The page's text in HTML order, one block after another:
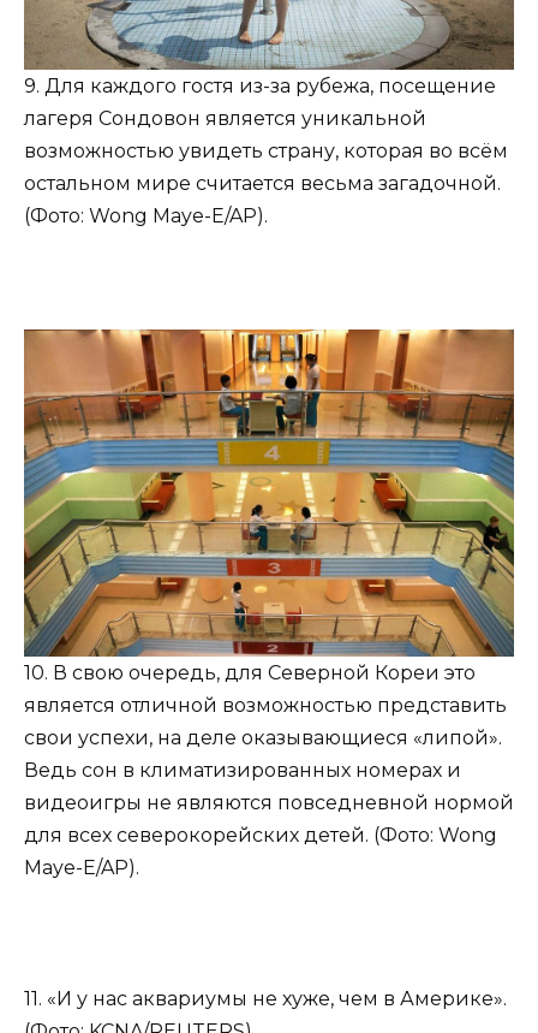
9. Для каждого гостя из-за рубежа, посещение
лагеря Сондовон является уникальной
возможностью увидеть страну, которая во всём
остальном мире считается весьма загадочной.
(Фото: Wong Maye-E/AP).
10. В свою очередь, для Северной Кореи это
является отличной возможностью представить
свои успехи, на деле оказывающиеся «липой».
Ведь сон в климатизированных номерах и
видеоигры не являются повседневной нормой
для всех северокорейских детей. (Фото: Wong
Maye-E/AP).
11. «И у нас аквариумы не хуже, чем в Америке».